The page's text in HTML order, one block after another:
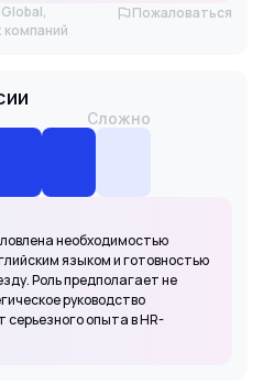
Пожаловаться
Сложно
необходимостью
языком и готовностью
Роль предполагает не
руководство
опыта в HR-